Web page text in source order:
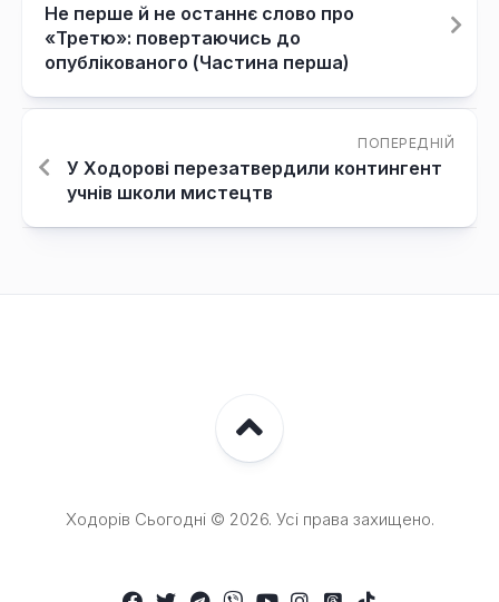
Не перше й не останнє слово про
«Третю»: повертаючись до
опублікованого (Частина перша)
ПОПЕРЕДНІЙ
У Ходорові перезатвердили контингент
учнів школи мистецтв
Ходорів Сьогодні © 2026. Усі права захищено.